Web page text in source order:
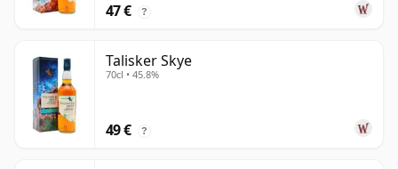
47 € ?
Talisker Skye
70cl • 45.8%
49 € ?